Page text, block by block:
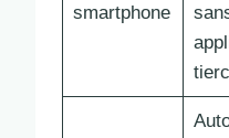
smartphone